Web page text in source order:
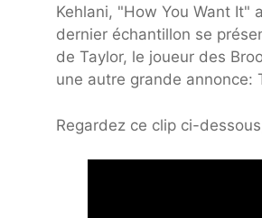
Kehlani, "How You Want It"
dernier échantillon se
de Taylor, le joueur des
une autre grande annonce:
Regardez ce clip ci-